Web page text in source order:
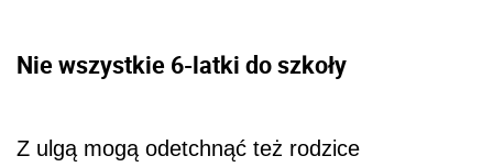
Nie wszystkie 6-latki do szkoły
Z ulgą mogą odetchnąć też rodzice